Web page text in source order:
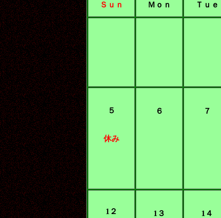
Ｓｕｎ Ｍｏｎ Ｔｕｅ
５
休み
６ ７
1２ 1３ 1４